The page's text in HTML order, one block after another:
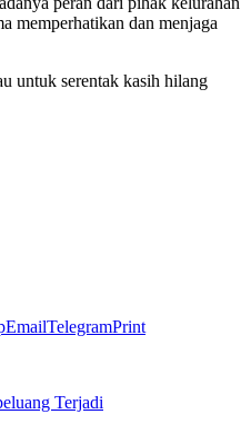
memperhatikan dan menjaga
untuk serentak kasih hilang
EmailTelegramPrint
Terjadi